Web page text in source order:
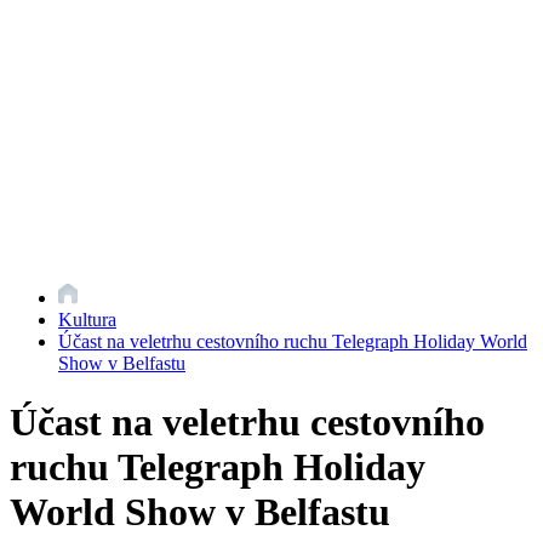
Kultura
Účast na veletrhu cestovního ruchu Telegraph Holiday World
Show v Belfastu
Účast na veletrhu cestovního
ruchu Telegraph Holiday
World Show v Belfastu